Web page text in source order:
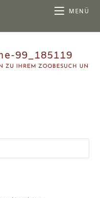
MENÜ
99_185119
ZU IHREM ZOOBESUCH